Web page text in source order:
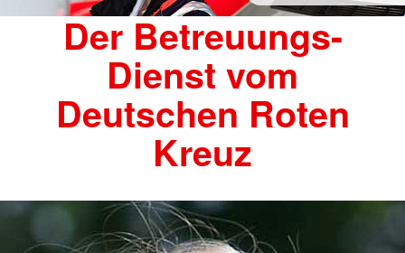
Der Betreuungs-
Dienst vom
Deutschen Roten
Kreuz